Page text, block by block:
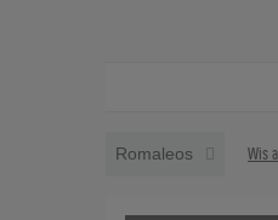
Romaleos Wis